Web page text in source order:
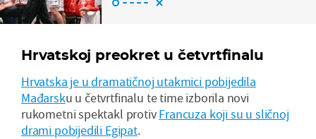
Hrvatskoj preokret u četvrtfinalu
Hrvatska je u dramatičnoj utakmici pobijedila
Mađarsku u četvrtfinalu te time izborila novi
rukometni spektakl protivFrancuza koji su u sličnoj
drami pobijedili Egipat.